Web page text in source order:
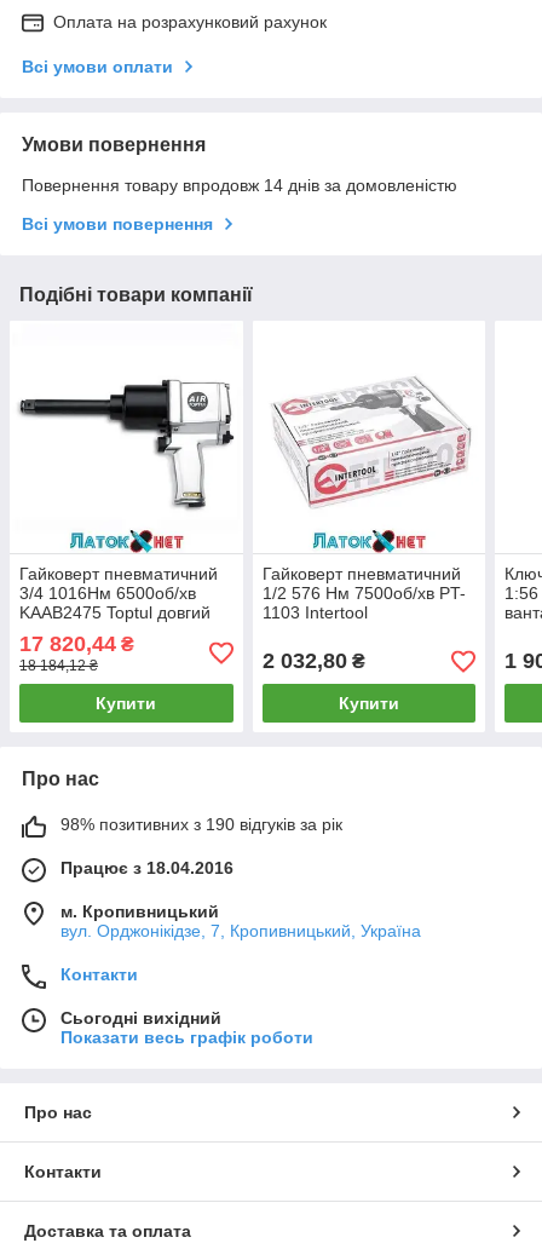
Оплата на розрахунковий рахунок
Всі умови оплати
Умови повернення
Повернення товару впродовж 14 днів за домовленістю
Всі умови повернення
Подібні товари компанії
Гайковерт пневматичний
3/4 1016Нм 6500об/хв
KAAB2475 Toptul довгий
шпиндель
17 820,44 ₴
18 184,12 ₴
Купити
Гайковерт пневматичний
1/2 576 Нм 7500об/хв PT-
1103 Intertool
2 032,80₴
Купити
1
Про нас
98% позитивних з 190 відгуків за рік
Працює з 18.04.2016
м. Кропивницький
вул. Орджонікідзе, 7, Кропивницький, Україна
Контакти
Сьогодні вихідний
Показати весь графік роботи
Про нас
Контакти
Доставка та оплата